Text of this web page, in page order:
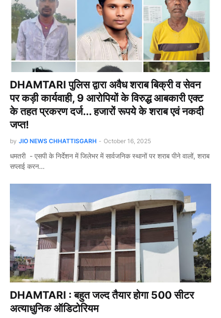
DHAMTARI पुलिस द्वारा अवैध शराब बिक्री व सेवन
पर कड़ी कार्यवाही, 9 आरोपियों के विरुद्ध आबकारी एक्ट
के तहत प्रकरण दर्ज... हजारों रूपये के शराब एवं नकदी
जप्त!
by JIO NEWS CHHATTISGARH - October 16, 2025
धमतरी - एसपी के निर्देशन में जिलेभर में सार्वजनिक स्थानों पर शराब पीने वालों, शराब
सप्लाई करन…
DHAMTARI : बहुत जल्द तैयार होगा 500 सीटर
अत्याधुनिक ऑडिटोरियम